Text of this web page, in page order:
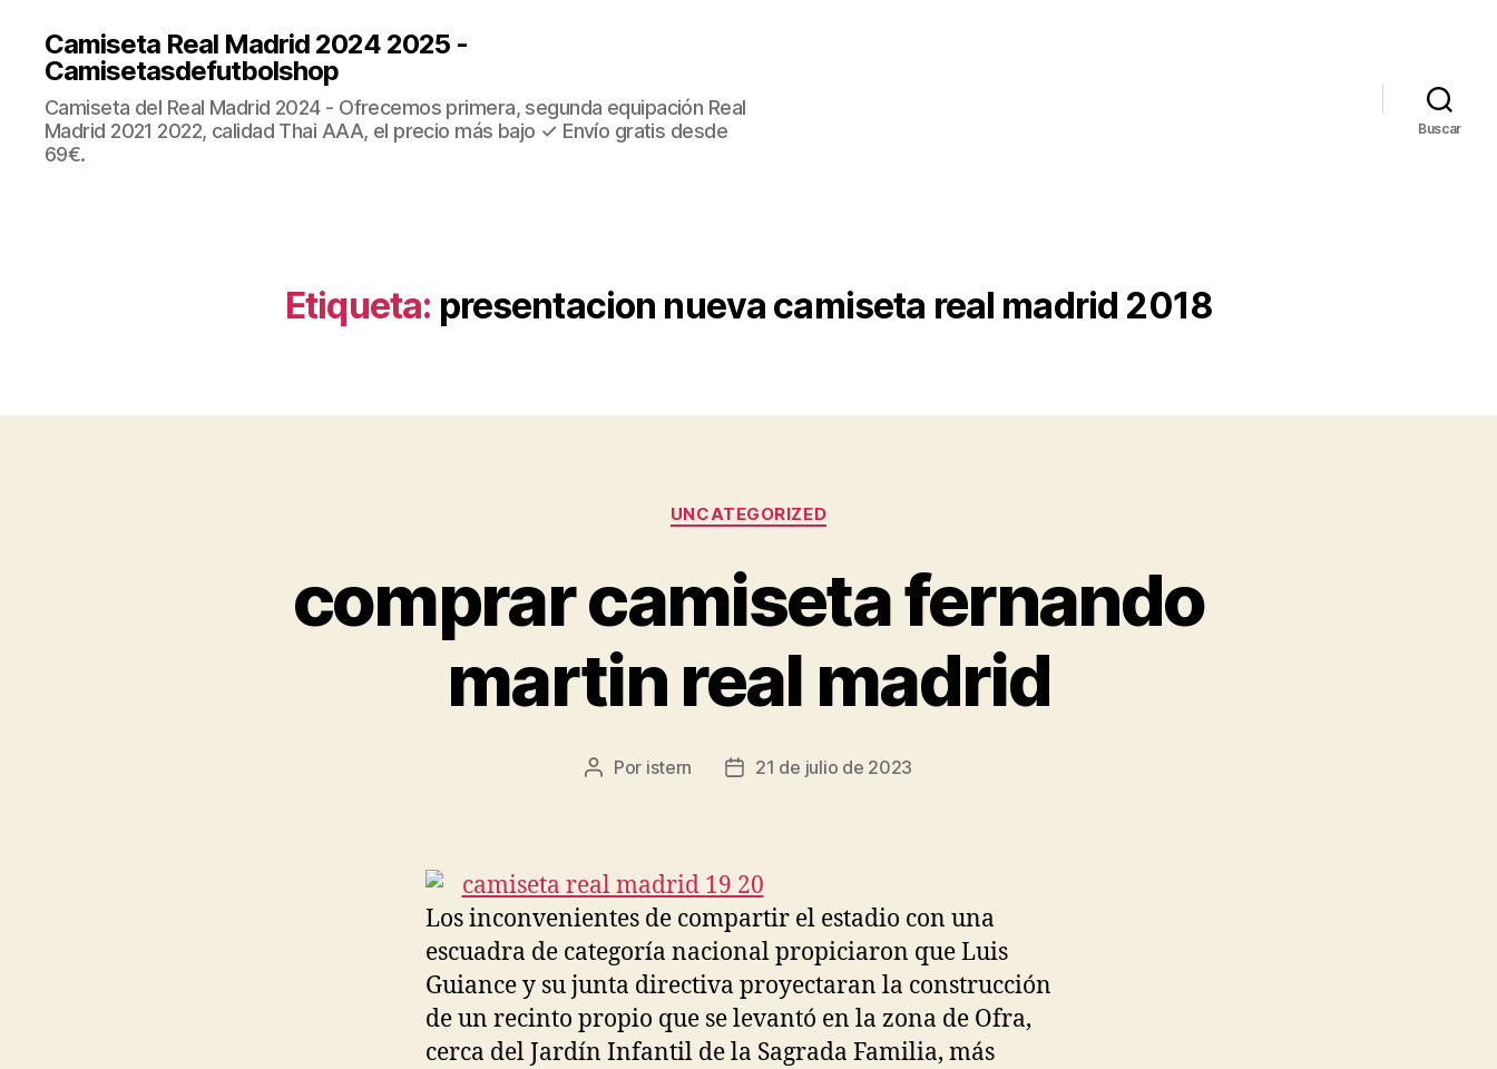
Camiseta Real Madrid 2024 2025 -
Camisetasdefutbolshop
Camiseta del Real Madrid 2024 - Ofrecemos primera, segunda equipación Real
Madrid 2021 2022, calidad Thai AAA, el precio más bajo ✓ Envío gratis desde
69€.
Buscar
Etiqueta: presentacion nueva camiseta real madrid 2018
Categorías
UNCATEGORIZED
comprar camiseta fernando
martin real madrid
Autor
Por istern
Fecha21 de julio de 2023
Los inconvenientes de compartir el estadio con una
escuadra de categoría nacional propiciaron que Luis
Guiance y su junta directiva proyectaran la construcción
de un recinto propio que se levantó en la zona de Ofra,
cerca del Jardín Infantil de la Sagrada Familia, más